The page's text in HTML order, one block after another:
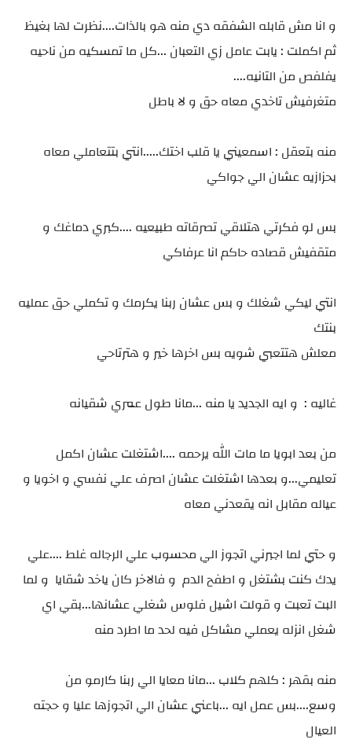
و انا مش قابله الشفقه دي منه هو بالذات....نظرت لها بغيظ
ثم اكملت : يابت عامل زي التعبان ...كل ما تمسكيه من ناحيه
يفلفص من التانيه....
متغرفيش تاخدي معاه حق و لا باطل
منه بتعقل : اسمعيني يا قلب اختك.....انتي بتتعاملي معاه
بحزازيه عشان الي جواكي
بس لو فكرتي هتلاقي تصرقاته طبيعيه ....كبري دماغك و
متقفيش قصاده حاكم انا عرفاكي
انتي ليكي شغلك و بس عشان ربنا يكرمك و تكملي حق عمليه
بنتك
معلش هتتعبي شويه بس اخرها خير و هترتاحي
غاليه : و ايه الجديد يا منه ...مانا طول عمري شقيانه
من بعد ابويا ما مات الله يرحمه ....اشتغلت عشان اكمل
تعليمي...و بعدها اشتغلت عشان اصرف علي نفسي و اخويا و
عياله مقابل انه يقعدني معاه
و حتي لما اجبرني اتجوز الي محسوب علي الرجاله غلط ....علي
يدك كنت بشتغل و اطفح الدم و فالاخر كان ياخد شقايا و لما
البت تعبت و قولت اشيل فلوس شغلي عشانها...بقي اي
شغل انزله يعملي مشاكل فيه لحد ما اطرد منه
منه بقهر : كلهم كلاب ...مانا معايا الي ربنا كارمو من
وسع....بس عمل ايه ...باعني عشان الي اتجوزها عليا و حجته
العيال